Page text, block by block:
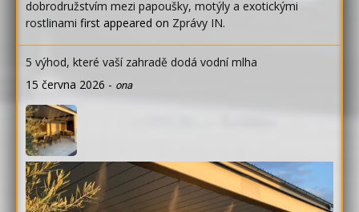
dobrodružstvím mezi papoušky, motýly a exotickými
rostlinami first appeared on Zprávy IN.
5 výhod, které vaší zahradě dodá vodní mlha
15 června 2026 - ona